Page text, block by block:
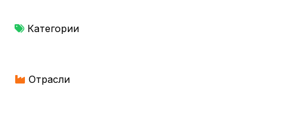
Категории
Отрасли